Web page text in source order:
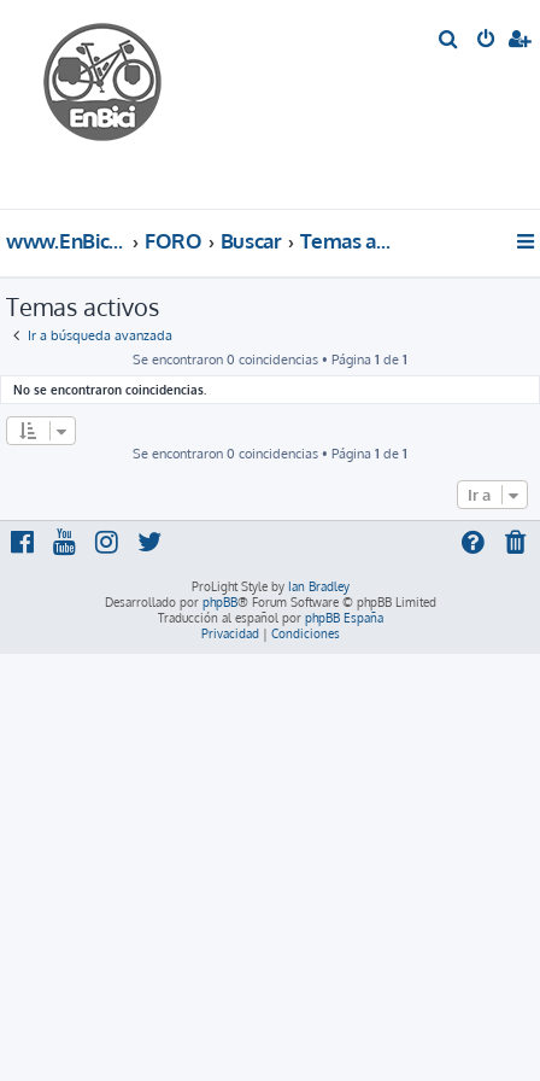
www.EnBici.eu FORO Buscar Temas activos
Temas activos
Ir a búsqueda avanzada
Se encontraron 0 coincidencias • Página 1 de 1
No se encontraron coincidencias.
Se encontraron 0 coincidencias • Página 1 de 1
Ir a
ProLight Style by Ian Bradley
Desarrollado por phpBB® Forum Software © phpBB Limited
Traducción al español por phpBB España
Privacidad| Condiciones